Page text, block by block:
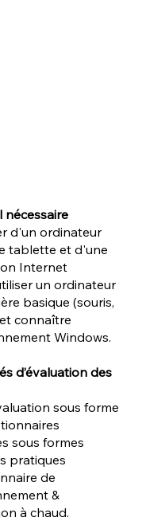
nécessaire
d'un ordinateur
tablette et d'une
Internet
un ordinateur
basique (souris,
connaître
Windows.
d’évaluation des
sous forme
sous formes
pratiques
de
&
à chaud.